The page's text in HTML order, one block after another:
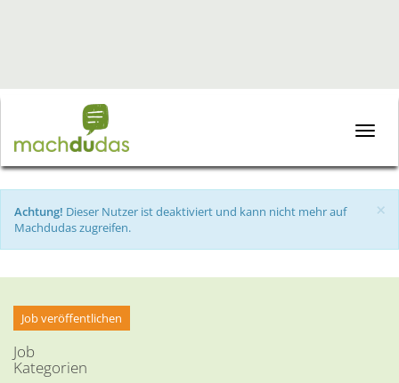
Toggle
×
Achtung! Dieser Nutzer ist deaktiviert und kann nicht mehr auf
Machdudas zugreifen.
Job veröffentlichen
Job
Kategorien